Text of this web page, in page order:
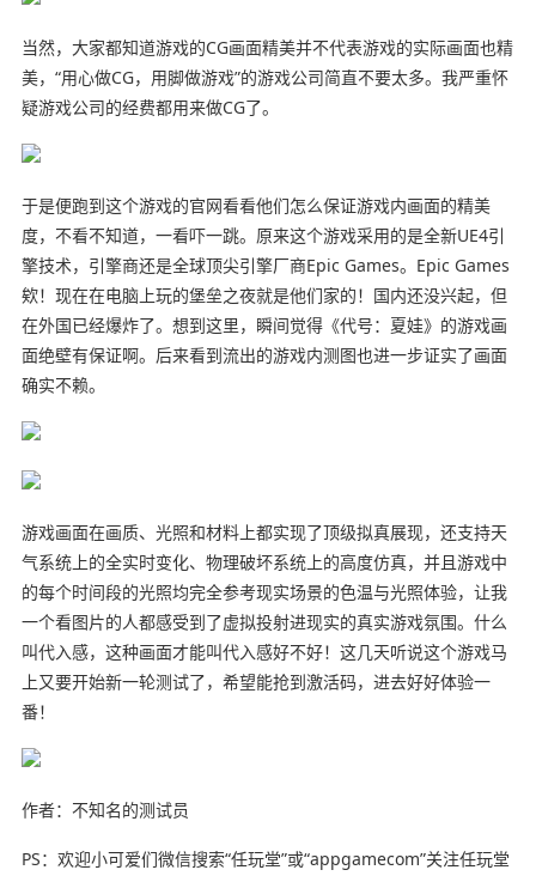
当然，大家都知道游戏的CG画面精美并不代表游戏的实际画面也精
美，“用心做CG，用脚做游戏”的游戏公司简直不要太多。我严重怀
疑游戏公司的经费都用来做CG了。
于是便跑到这个游戏的官网看看他们怎么保证游戏内画面的精美
度，不看不知道，一看吓一跳。原来这个游戏采用的是全新UE4引
擎技术，引擎商还是全球顶尖引擎厂商Epic Games。Epic Games
欸！现在在电脑上玩的堡垒之夜就是他们家的！国内还没兴起，但
在外国已经爆炸了。想到这里，瞬间觉得《代号：夏娃》的游戏画
面绝壁有保证啊。后来看到流出的游戏内测图也进一步证实了画面
确实不赖。
游戏画面在画质、光照和材料上都实现了顶级拟真展现，还支持天
气系统上的全实时变化、物理破坏系统上的高度仿真，并且游戏中
的每个时间段的光照均完全参考现实场景的色温与光照体验，让我
一个看图片的人都感受到了虚拟投射进现实的真实游戏氛围。什么
叫代入感，这种画面才能叫代入感好不好！这几天听说这个游戏马
上又要开始新一轮测试了，希望能抢到激活码，进去好好体验一
番！
作者：不知名的测试员
PS：欢迎小可爱们微信搜索“任玩堂”或“appgamecom”关注任玩堂